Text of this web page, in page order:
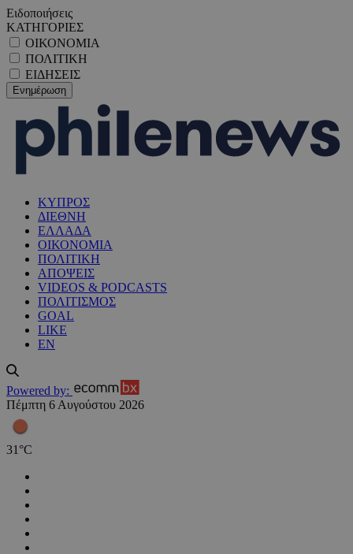
Ειδοποιήσεις
ΚΑΤΗΓΟΡΙΕΣ
ΟΙΚΟΝΟΜΙΑ
ΠΟΛΙΤΙΚΗ
ΕΙΔΗΣΕΙΣ
ΚΥΠΡΟΣ
ΔΙΕΘΝΗ
ΕΛΛΑΔΑ
ΟΙΚΟΝΟΜΙΑ
ΠΟΛΙΤΙΚΗ
ΑΠΟΨΕΙΣ
VIDEOS & PODCASTS
ΠΟΛΙΤΙΣΜΟΣ
GOAL
LIKE
EN
Powered by:
Πέμπτη 6 Αυγούστου 2026
31 °C